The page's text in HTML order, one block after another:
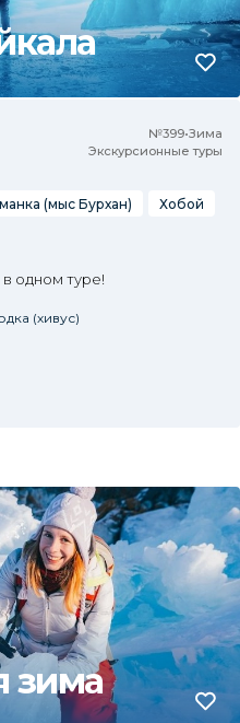
№399•Зима
Экскурсионные туры
(мыс Бурхан)
Хобой
в одном туре!
(хивус)
зима